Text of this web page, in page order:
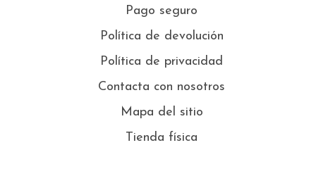
Pago seguro
Política de devolución
Política de privacidad
Contacta con nosotros
Mapa del sitio
Tienda física